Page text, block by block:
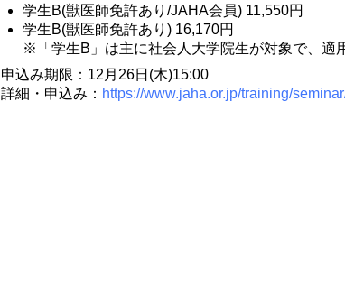
学生B(獣医師免許あり/JAHA会員) 11,550円
学生B(獣医師免許あり) 16,170円
※「学生B」は主に社会人大学院生が対象で、適
申込み期限：12月26日(木)15:00
詳細・申込み： https://www.jaha.or.jp/training/